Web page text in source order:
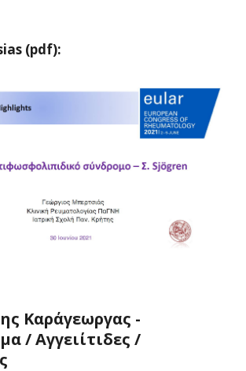
(pdf):
Καράγεωργας -
/ Αγγειίτιδες /